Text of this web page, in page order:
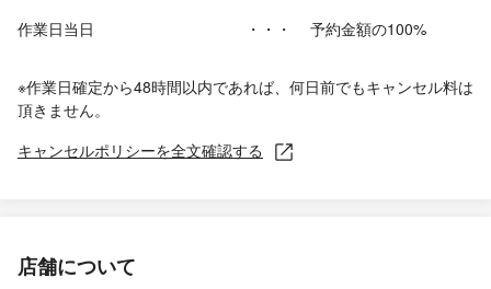
作業日当日
・・・ 予約金額の100%
※作業日確定から48時間以内であれば、何日前でもキャンセル料は
頂きません。
キャンセルポリシーを全文確認する
店舗について